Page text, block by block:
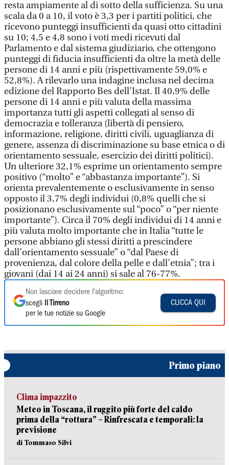
resta ampiamente al di sotto della sufficienza. Su una
scala da 0 a 10, il voto è 3,3 per i partiti politici, che
ricevono punteggi insufficienti da quasi otto cittadini
su 10; 4,5 e 4,8 sono i voti medi ricevuti dal
Parlamento e dal sistema giudiziario, che ottengono
punteggi di fiducia insufficienti da oltre la metà delle
persone di 14 anni e più (rispettivamente 59,0% e
52,8%). A rilevarlo una indagine inclusa nel decima
edizione del Rapporto Bes dell'Istat. Il 40,9% delle
persone di 14 anni e più valuta della massima
importanza tutti gli aspetti collegati al senso di
democrazia e tolleranza (libertà di pensiero,
informazione, religione, diritti civili, uguaglianza di
genere, assenza di discriminazione su base etnica o di
orientamento sessuale, esercizio dei diritti politici).
Un ulteriore 32,1% esprime un orientamento sempre
positivo (“molto” e “abbastanza importante”). Si
orienta prevalentemente o esclusivamente in senso
opposto il 3,7% degli individui (0,8% quelli che si
posizionano esclusivamente sul “poco” o “per niente
importante”). Circa il 70% degli individui di 14 anni e
più valuta molto importante che in Italia “tutte le
persone abbiano gli stessi diritti a prescindere
dall’orientamento sessuale” o “dal Paese di
provenienza, dal colore della pelle e dall'etnia”; tra i
giovani (dai 14 ai 24 anni) si sale al 76-77%.
Non lasciare decidere l'algoritmo:
scegli
Il Tirreno
per le tue notizie su Google
CLICCA QUI
Primo piano
Clima impazzito
Meteo in Toscana, il ruggito più forte del caldo
prima della “rottura” – Rinfrescata e temporali: la
previsione
di Tommaso Silvi